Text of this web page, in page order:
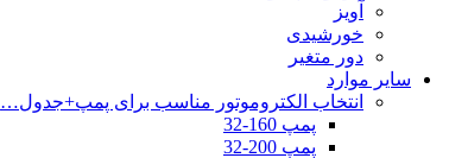
آویز
خورشیدی
دور متغیر
سایر موارد
انتخاب الکتروموتور مناسب برای پمپ+جدول…
پمپ 160-32
پمپ 200-32